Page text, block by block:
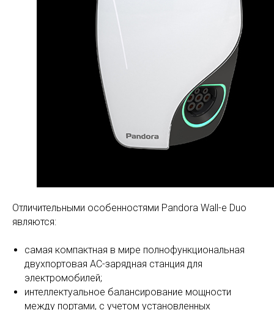
Отличительными особенностями Pandora Wall-e Duo
являются:
самая компактная в мире полнофункциональная
двухпортовая AC-зарядная станция для
электромобилей;
интеллектуальное балансирование мощности
между портами, с учетом установленных